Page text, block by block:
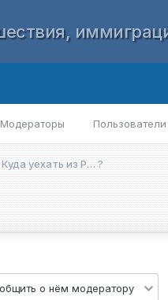
Модераторы
Куда уехать из Р… ?